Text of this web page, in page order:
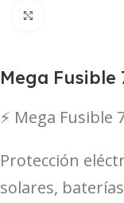
Mega Fusible
⚡ Mega Fusible
Protección
solares,